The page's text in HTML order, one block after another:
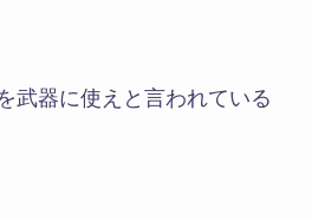
武器に使えと言われている